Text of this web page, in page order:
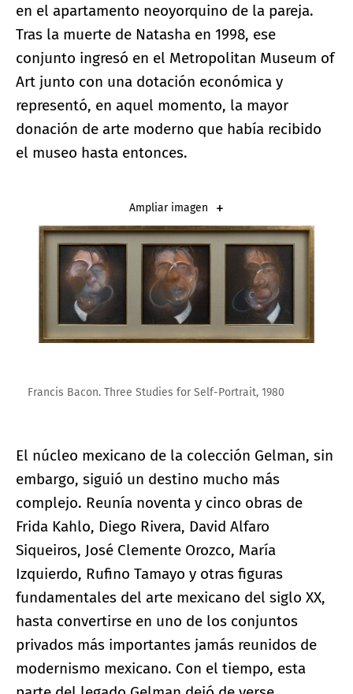
en el apartamento neoyorquino de la pareja.
Tras la muerte de Natasha en 1998, ese
conjunto ingresó en el Metropolitan Museum of
Art junto con una dotación económica y
representó, en aquel momento, la mayor
donación de arte moderno que había recibido
el museo hasta entonces.
Ampliar imagen
Francis Bacon. Three Studies for Self-Portrait, 1980
El núcleo mexicano de la colección Gelman, sin
embargo, siguió un destino mucho más
complejo. Reunía noventa y cinco obras de
Frida Kahlo, Diego Rivera, David Alfaro
Siqueiros, José Clemente Orozco, María
Izquierdo, Rufino Tamayo y otras figuras
fundamentales del arte mexicano del siglo XX,
hasta convertirse en uno de los conjuntos
privados más importantes jamás reunidos de
modernismo mexicano. Con el tiempo, esta